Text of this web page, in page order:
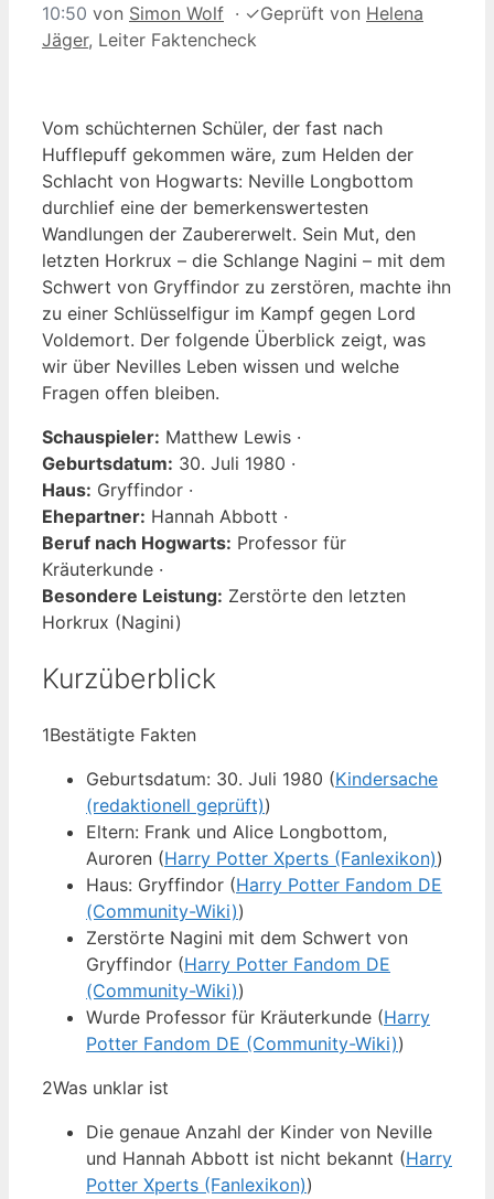
10:50 von Simon Wolf · ✓Geprüft von Helena
Jäger, Leiter Faktencheck
Vom schüchternen Schüler, der fast nach
Hufflepuff gekommen wäre, zum Helden der
Schlacht von Hogwarts: Neville Longbottom
durchlief eine der bemerkenswertesten
Wandlungen der Zaubererwelt. Sein Mut, den
letzten Horkrux – die Schlange Nagini – mit dem
Schwert von Gryffindor zu zerstören, machte ihn
zu einer Schlüsselfigur im Kampf gegen Lord
Voldemort. Der folgende Überblick zeigt, was
wir über Nevilles Leben wissen und welche
Fragen offen bleiben.
Schauspieler: Matthew Lewis ·
Geburtsdatum: 30. Juli 1980 ·
Haus: Gryffindor ·
Ehepartner: Hannah Abbott ·
Beruf nach Hogwarts: Professor für
Kräuterkunde ·
Besondere Leistung: Zerstörte den letzten
Horkrux (Nagini)
Kurzüberblick
1Bestätigte Fakten
Geburtsdatum: 30. Juli 1980 (Kindersache
(redaktionell geprüft))
Eltern: Frank und Alice Longbottom,
Auroren (Harry Potter Xperts (Fanlexikon))
Haus: Gryffindor (Harry Potter Fandom DE
(Community-Wiki))
Zerstörte Nagini mit dem Schwert von
Gryffindor (Harry Potter Fandom DE
(Community-Wiki))
Wurde Professor für Kräuterkunde (Harry
Potter Fandom DE (Community-Wiki))
2Was unklar ist
Die genaue Anzahl der Kinder von Neville
und Hannah Abbott ist nicht bekannt (Harry
Potter Xperts (Fanlexikon))